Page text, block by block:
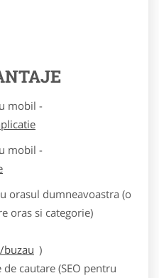
mobil -
mobil -
orasul dumneavoastra (o
oras si categorie)
)
cautare (SEO pentru